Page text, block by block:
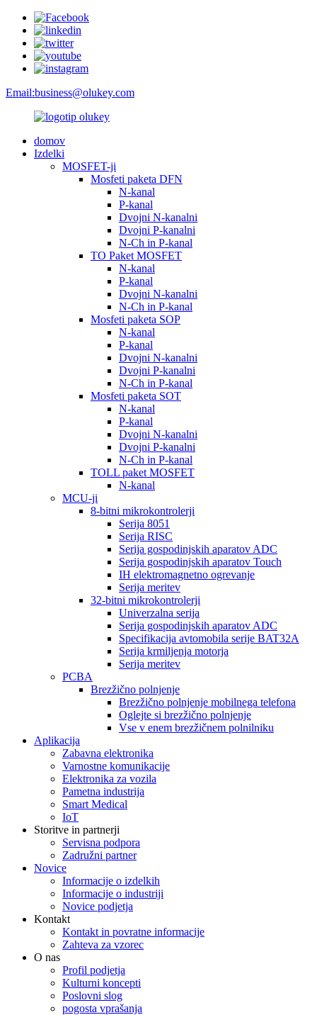
Email:business@olukey.com
domov
Izdelki
MOSFET-ji
Mosfeti paketa DFN
N-kanal
P-kanal
Dvojni N-kanalni
Dvojni P-kanalni
N-Ch in P-kanal
TO Paket MOSFET
N-kanal
P-kanal
Dvojni N-kanalni
N-Ch in P-kanal
Mosfeti paketa SOP
N-kanal
P-kanal
Dvojni N-kanalni
Dvojni P-kanalni
N-Ch in P-kanal
Mosfeti paketa SOT
N-kanal
P-kanal
Dvojni N-kanalni
Dvojni P-kanalni
N-Ch in P-kanal
TOLL paket MOSFET
N-kanal
MCU-ji
8-bitni mikrokontrolerji
Serija 8051
Serija RISC
Serija gospodinjskih aparatov ADC
Serija gospodinjskih aparatov Touch
IH elektromagnetno ogrevanje
Serija meritev
32-bitni mikrokontrolerji
Univerzalna serija
Serija gospodinjskih aparatov ADC
Specifikacija avtomobila serije BAT32A
Serija krmiljenja motorja
Serija meritev
PCBA
Brezžično polnjenje
Brezžično polnjenje mobilnega telefona
Oglejte si brezžično polnjenje
Vse v enem brezžičnem polnilniku
Aplikacija
Zabavna elektronika
Varnostne komunikacije
Elektronika za vozila
Pametna industrija
Smart Medical
IoT
Storitve in partnerji
Servisna podpora
Zadružni partner
Novice
Informacije o izdelkih
Informacije o industriji
Novice podjetja
Kontakt
Kontakt in povratne informacije
Zahteva za vzorec
O nas
Profil podjetja
Kulturni koncepti
Poslovni slog
pogosta vprašanja